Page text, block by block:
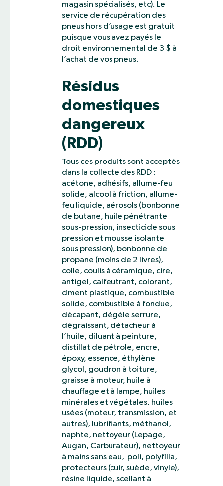
magasin spécialisés, etc). Le
service de récupération des
pneus hors d’usage est gratuit
puisque vous avez payés le
droit environnemental de 3 $ à
l’achat de vos pneus.
Résidus
domestiques
dangereux
(RDD)
Tous ces produits sont acceptés
dans la collecte des RDD :
acétone, adhésifs, allume-feu
solide, alcool à friction, allume-
feu liquide, aérosols (bonbonne
de butane, huile pénétrante
sous-pression, insecticide sous
pression et mousse isolante
sous pression), bonbonne de
propane (moins de 2 livres),
colle, coulis à céramique, cire,
antigel, calfeutrant, colorant,
ciment plastique, combustible
solide, combustible à fondue,
décapant, dégèle serrure,
dégraissant, détacheur à
l’huile, diluant à peinture,
distillat de pétrole, encre,
époxy, essence, éthylène
glycol, goudron à toiture,
graisse à moteur, huile à
chauffage et à lampe, huiles
minérales et végétales, huiles
usées (moteur, transmission, et
autres), lubrifiants, méthanol,
naphte, nettoyeur (Lepage,
Augan, Carburateur), nettoyeur
à mains sans eau, poli, polyfilla,
protecteurs (cuir, suède, vinyle),
résine liquide, scellant à